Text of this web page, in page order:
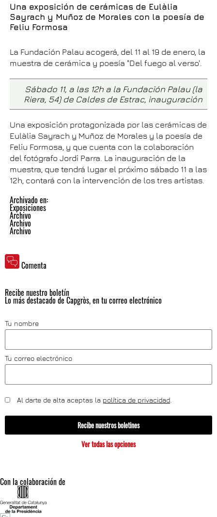
Una exposición de cerámicas de Eulàlia
Sayrach y Muñoz de Morales con la poesía de
Feliu Formosa
La Fundación Palau acogerá, del 11 al 19 de enero, la
muestra de cerámica y poesía "Del fuego al verso'.
Sábado 11, a las 12h a la Fundación Palau (la
Riera, 54) de Caldes de Estrac, inauguración
Una exposición protagonizada por las cerámicas de
Eulàlia Sayrach y Muñoz de Morales y la poesía de
Feliu Formosa, y que cuenta con la colaboración
del fotógrafo Jordi Parra. La inauguración de la
muestra, que tendrá lugar el próximo sábado 11 a las
12h, contará con la intervención de los tres artistas.
Archivado en:
Exposiciones
Archivo
Archivo
Archivo
Comenta
Recibe nuestro boletín
Lo más destacado de Capgròs, en tu correo electrónico
Tu nombre
Tu correo electrónico
Al darte de alta aceptas la política de privacidad
Recibe nuestros boletines
Ver todas las opciones
Con la colaboración de